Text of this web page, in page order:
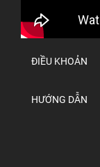
ĐIỀU KHOẢN
HƯỚNG DẪN